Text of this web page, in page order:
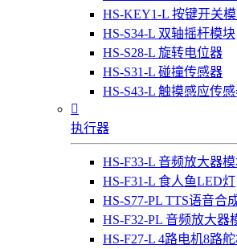
HS-KEY1-L 按键开关
HS-S34-L 双轴摇杆模块
HS-S28-L 旋转电位器
HS-S31-L 碰撞传感器
HS-S43-L 触摸感应传

执行器
HS-F33-L 音频放大器
HS-F31-L 食人鱼LED灯
HS-S77-PL TTS语音合
HS-F32-PL 音频放大器
HS-F27-L 4路电机8路